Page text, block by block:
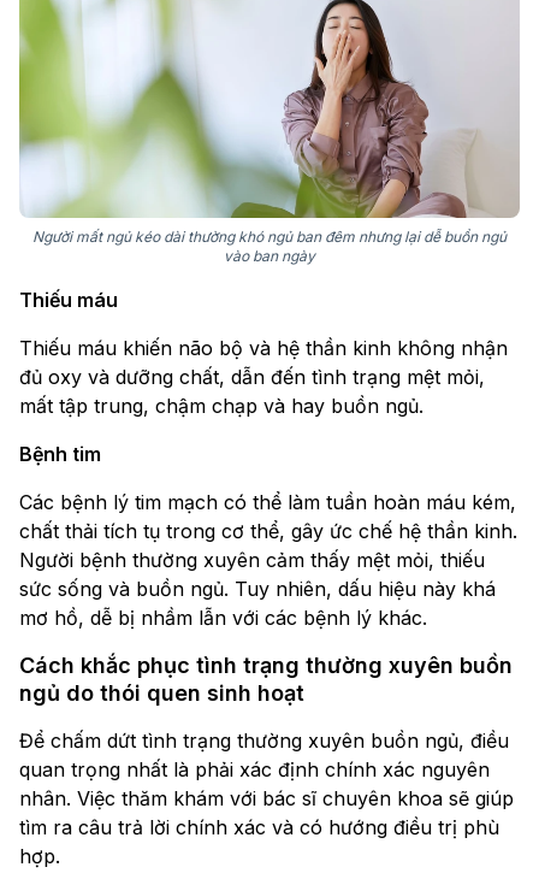
Người mất ngủ kéo dài thường khó ngủ ban đêm nhưng lại dễ buồn ngủ
vào ban ngày
Thiếu máu
Thiếu máu khiến não bộ và hệ thần kinh không nhận
đủ oxy và dưỡng chất, dẫn đến tình trạng mệt mỏi,
mất tập trung, chậm chạp và hay buồn ngủ.
Bệnh tim
Các bệnh lý tim mạch có thể làm tuần hoàn máu kém,
chất thải tích tụ trong cơ thể, gây ức chế hệ thần kinh.
Người bệnh thường xuyên cảm thấy mệt mỏi, thiếu
sức sống và buồn ngủ. Tuy nhiên, dấu hiệu này khá
mơ hồ, dễ bị nhầm lẫn với các bệnh lý khác.
Cách khắc phục tình trạng thường xuyên buồn
ngủ do thói quen sinh hoạt
Để chấm dứt tình trạng thường xuyên buồn ngủ, điều
quan trọng nhất là phải xác định chính xác nguyên
nhân. Việc thăm khám với bác sĩ chuyên khoa sẽ giúp
tìm ra câu trả lời chính xác và có hướng điều trị phù
hợp.